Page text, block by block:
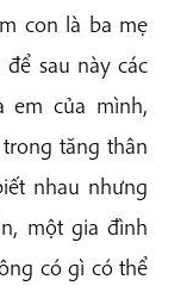
con là ba mẹ
sau này các
em của mình,
tăng thân
nhau nhưng
một gia đình
có gì có thể